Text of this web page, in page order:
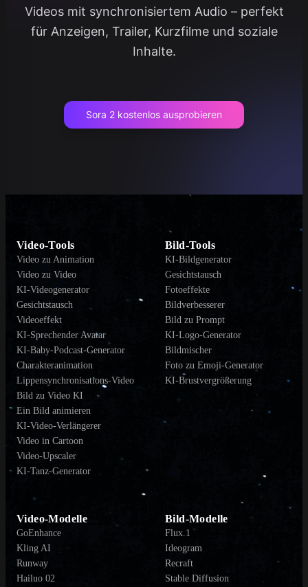
Videos mit synchronisiertem Audio – perfekt
für Anzeigen, Trailer, Kurzfilme und soziale
Inhalte.
Sora 2 kostenlos ausprobieren
Video-Tools
Video zu Animation
Video zu Video
KI-Videogenerator
Gesichtstausch
Videoeffekt
KI-Sprechender Avatar
KI-Baby-Podcast-Generator
Charakteranimation
Lippensynchronisations-Video
Bild zu Video KI
Ein Bild animieren
KI-Video-Verlängerer
Video in Cartoon
Video-Upscaler
KI-Tanz-Generator
Bild-Tools
KI-Bildgenerator
Gesichtstausch
Fotoeffekte
Bildverbesserer
Bild zu Prompt
KI-Logo-Generator
Bildmischer
Foto zu Emoji-Generator
KI-Brustvergrößerung
Video-Modelle
GoEnhance
Kling AI
Runway
Hailuo 02
Bild-Modelle
Flux.1
Ideogram
Recraft
Stable Diffusion